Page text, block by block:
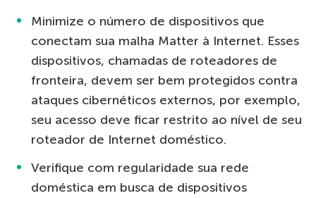
Minimize o número de dispositivos que
conectam sua malha Matter à Internet. Esses
dispositivos, chamadas de roteadores de
fronteira, devem ser bem protegidos contra
ataques cibernéticos externos, por exemplo,
seu acesso deve ficar restrito ao nível de seu
roteador de Internet doméstico.
Verifique com regularidade sua rede
doméstica em busca de dispositivos